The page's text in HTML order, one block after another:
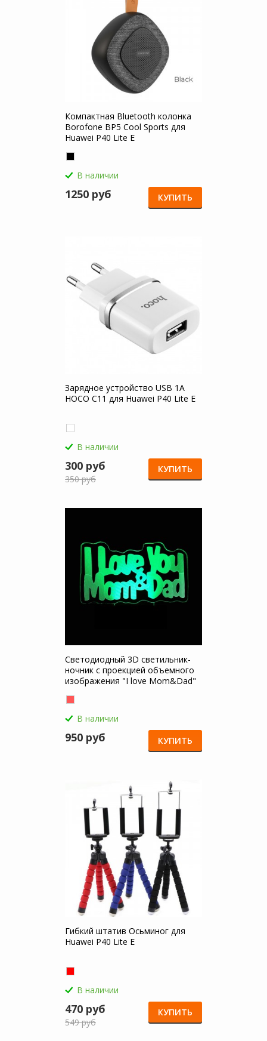
Компактная Bluetooth колонка
Borofone BP5 Cool Sports для
Huawei P40 Lite E
В наличии
1250 руб КУПИТЬ
Зарядное устройство USB 1A
HOCO C11 для Huawei P40 Lite E
В наличии
300 руб
350 руб
КУПИТЬ
Светодиодный 3D светильник-
ночник с проекцией объемного
изображения "I love Mom&Dad"
В наличии
950 руб КУПИТЬ
Гибкий штатив Осьминог для
Huawei P40 Lite E
В наличии
470 руб
549 руб
КУПИТЬ